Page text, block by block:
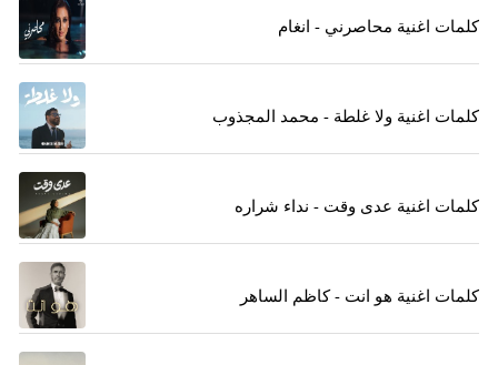
كلمات اغنية محاصرني - انغام
كلمات اغنية ولا غلطة - محمد المجذوب
كلمات اغنية عدى وقت - نداء شراره
كلمات اغنية هو انت - كاظم الساهر